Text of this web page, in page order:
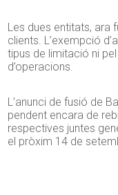
Les dues entitats, ara
clients. L’exempció
tipus de limitació ni
d’operacions.
L’anunci de fusió de
pendent encara de
respectives juntes
el pròxim 14 de